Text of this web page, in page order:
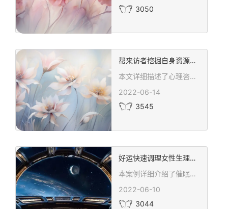
3050
帮来访者挖掘自身资源走出抑郁
本文详细描述了心理咨询，特别是催眠疗法在帮助学生提升学习成绩、挖掘内在潜能方面的显著效果。通过实际案例展示了心理咨询师如何通过催眠技术，调动学生自身资源，改变其对学习的态度和认知，从而显著提高学习动力和记忆力。文章强调了心理咨询在提升个人学习能力、解决学习中遇到的心理障碍中的重要作用，证明了心理咨询与催眠疗法是学习成绩提升的有效手段。同时，案例分享了心理咨询师在实践中的专业方法和深刻见解，为面临学习困难的学生提供了新的解决方案和希望。
2022-06-14
3545
好运快速调理女性生理期失调的经典案例
本案例详细介绍了催眠心理咨询在解决长期身体不适、情绪问题中的应用，特别是中医整合催眠技术如何帮助一位长期受身体疾病困扰的女性朋友恢复正常生理功能。通过中医整合催眠的醒神定志疗法和催眠中药疗法等技术，显著改善了她的身体状况和生理周期，从而提升了整体生活质量。此案例展示了心理咨询师张志香在中医整合催眠疗法方面的专业技能和对心理健康恢复的贡献，同时也为更多人提供了对催眠疗法的深入理解和认可，证明了其在促进身心健康中的有效性。
2022-06-10
3044